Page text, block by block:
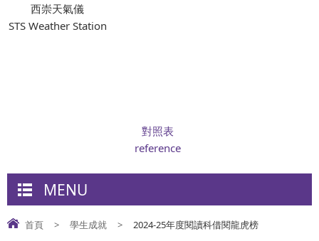
西崇天氣儀
STS Weather Station
對照表
reference
MENU
首頁 > 學生成就 > 2024-25年度閱讀科借閱龍虎榜